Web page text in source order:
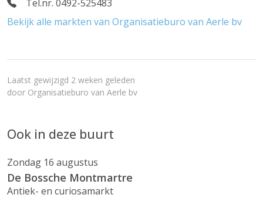
Tel.nr. 0492-525483
Bekijk alle markten van Organisatieburo van Aerle bv
Laatst gewijzigd 2 weken geleden
door Organisatieburo van Aerle bv
Ook in deze buurt
Zondag 16 augustus
De Bossche Montmartre
Antiek- en curiosamarkt